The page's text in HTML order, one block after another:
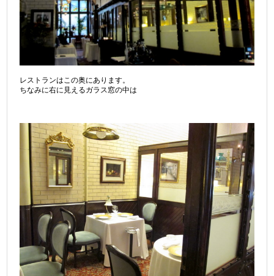
レストランはこの奥にあります。
ちなみに右に見えるガラス窓の中は